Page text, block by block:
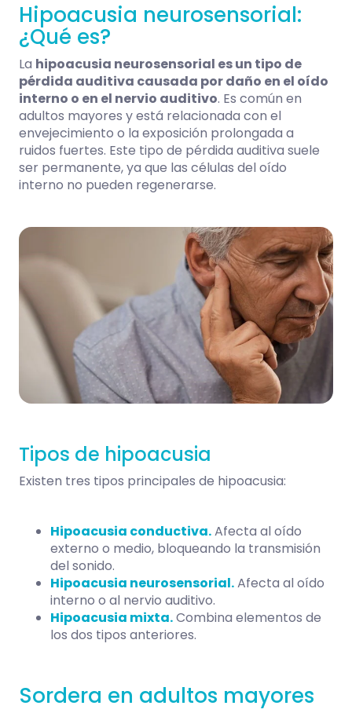
Hipoacusia neurosensorial:
¿Qué es?
La hipoacusia neurosensorial es un tipo de
pérdida auditiva causada por daño en el oído
interno o en el nervio auditivo. Es común en
adultos mayores y está relacionada con el
envejecimiento o la exposición prolongada a
ruidos fuertes. Este tipo de pérdida auditiva suele
ser permanente, ya que las células del oído
interno no pueden regenerarse.
Tipos de hipoacusia
Existen tres tipos principales de hipoacusia:
Hipoacusia conductiva.Afecta al oído
externo o medio, bloqueando la transmisión
del sonido.
Hipoacusia neurosensorial.Afecta al oído
interno o al nervio auditivo.
Hipoacusia mixta.Combina elementos de
los dos tipos anteriores.
Sordera en adultos mayores